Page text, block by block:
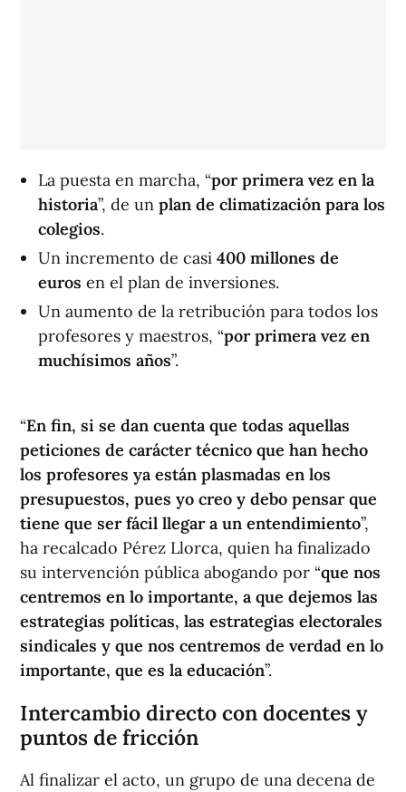
La puesta en marcha, “por primera vez en la
historia”, de un plan de climatización para los
colegios.
Un incremento de casi 400 millones de
euros en el plan de inversiones.
Un aumento de la retribución para todos los
profesores y maestros, “por primera vez en
muchísimos años”.
“En fin, si se dan cuenta que todas aquellas
peticiones de carácter técnico que han hecho
los profesores ya están plasmadas en los
presupuestos, pues yo creo y debo pensar que
tiene que ser fácil llegar a un entendimiento”,
ha recalcado Pérez Llorca, quien ha finalizado
su intervención pública abogando por “que nos
centremos en lo importante, a que dejemos las
estrategias políticas, las estrategias electorales
sindicales y que nos centremos de verdad en lo
importante, que es la educación”.
Intercambio directo con docentes y
puntos de fricción
Al finalizar el acto, un grupo de una decena de